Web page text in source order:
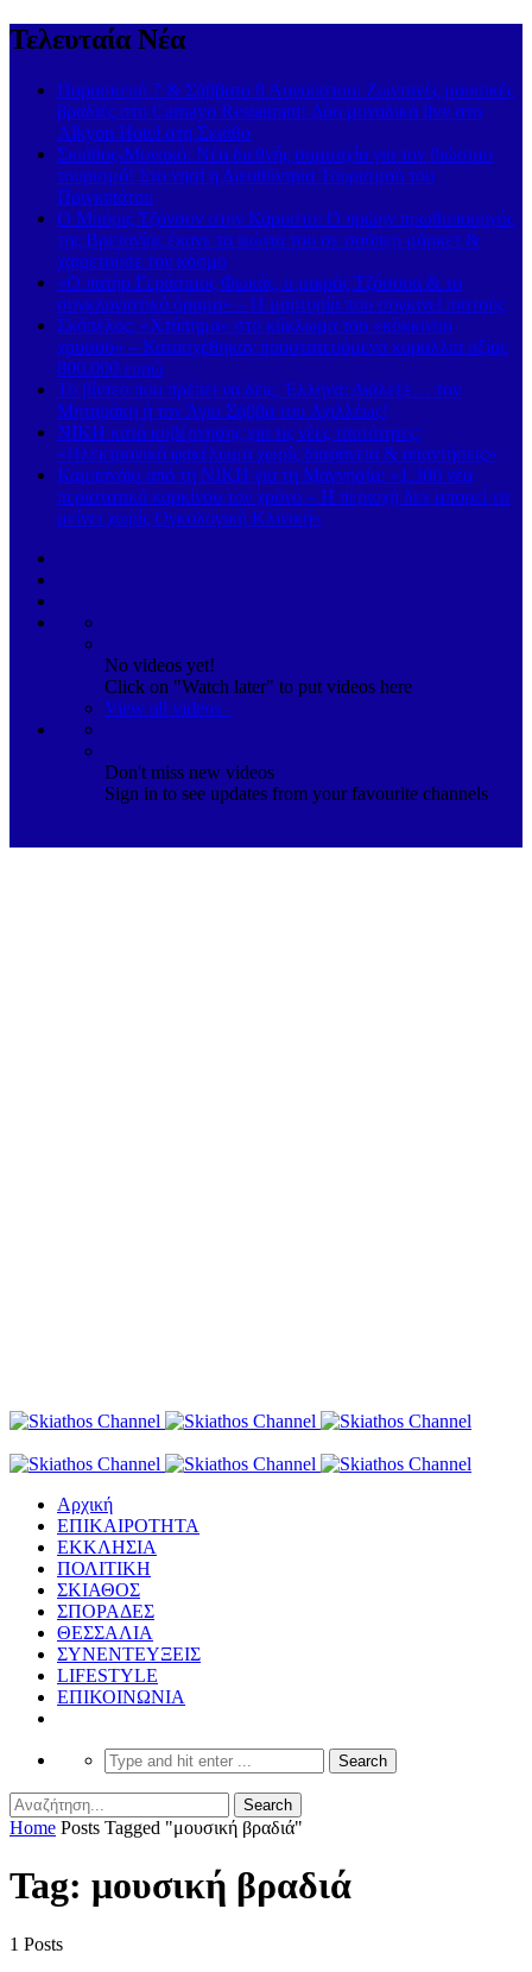
Τελευταία Νέα
Παρασκευή 7 & Σάββατο 8 Αυγούστου: Ζωντανές μουσικές
βραδιές στο Carnayo Restaurant! Δύο μοναδικά live στο
Alkyon Hotel στη Σκιάθο
Σκιάθος-Μονακό: Νέα διεθνής συμμαχία για τον βιώσιμο
τουρισμό! Στο νησί η Διευθύντρια Τουρισμού του
Πριγκιπάτου
Ο Μπόρις Τζόνσον στην Κάρυστο: Ο πρώην πρωθυπουργός
της Βρετανίας έκανε τα ψώνια του σε σούπερ μάρκετ &
χαιρετούσε τον κόσμο
«Ο πατήρ Γεράσιμος Φωκάς, ο μικρός Τζόσουα & το
συγκλονιστικό όραμα» – Η μαρτυρία που συγκινεί πιστούς
Σκόπελος: «Χτύπημα» στο κύκλωμα του «κόκκινου
χρυσού» – Κατασχέθηκαν προστατευόμενα κοράλλια αξίας
800.000 ευρώ
Το βίντεο που πρέπει να δεις, Έλληνα: Διάλεξε… τον
Μηταράκη ή τον Άγιο Σάββα του Αχιλλέως!
ΝΙΚΗ κατά κυβέρνησης για τις νέες ταυτότητες:
«Ηλεκτρονικό φακέλωμα χωρίς διαφάνεια & απαντήσεις»
Καμπανάκι από τη ΝΙΚΗ για τη Μαγνησία: «1.300 νέα
περιστατικά καρκίνου τον χρόνο – Η περιοχή δεν μπορεί να
μείνει χωρίς Ογκολογική Κλινική»
No videos yet!
Click on "Watch later" to put videos here
View all videos
Don't miss new videos
Sign in to see updates from your favourite channels
Αρχική
ΕΠΙΚΑΙΡΟΤΗΤΑ
ΕΚΚΛΗΣΙΑ
ΠΟΛΙΤΙΚΗ
ΣΚΙΑΘΟΣ
ΣΠΟΡΑΔΕΣ
ΘΕΣΣΑΛΙΑ
ΣΥΝΕΝΤΕΥΞΕΙΣ
LIFESTYLE
ΕΠΙΚΟΙΝΩΝΙΑ
Home Posts Tagged "μουσική βραδιά"
Tag: μουσική βραδιά
1 Posts